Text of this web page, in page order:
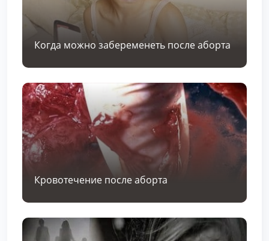
Когда можно забеременеть после аборта
Кровотечение после аборта